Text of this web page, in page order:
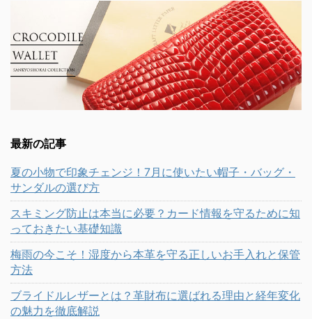
最新の記事
夏の小物で印象チェンジ！7月に使いたい帽子・バッグ・
サンダルの選び方
スキミング防止は本当に必要？カード情報を守るために知
っておきたい基礎知識
梅雨の今こそ！湿度から本革を守る正しいお手入れと保管
方法
ブライドルレザーとは？革財布に選ばれる理由と経年変化
の魅力を徹底解説